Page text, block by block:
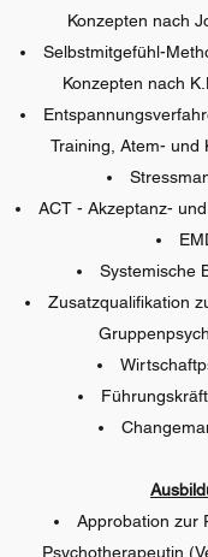
Konzepten nach
Selbstmitgefühl-
Konzepten nach
Training, Atem- und
ACT - Akzeptanz-
Systemische
Zusatzqualifikation
Approbation zur
Psychotherapeutin